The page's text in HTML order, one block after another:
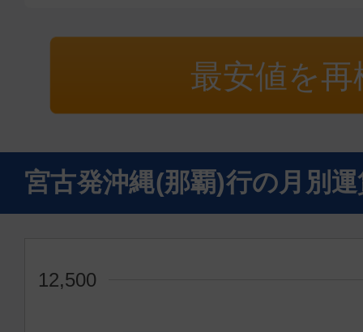
普通席
宮古
沖縄(
ANA1730
エコノミー
最安値を再
宮古発沖縄(那覇)行の月別
12,500